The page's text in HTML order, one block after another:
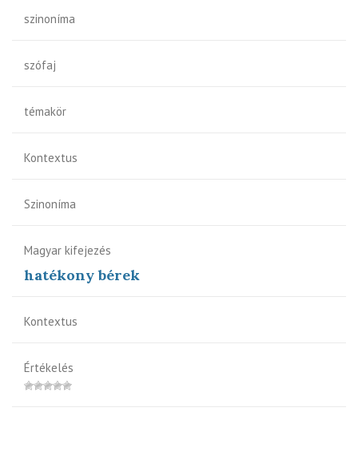
szinoníma
szófaj
témakör
Kontextus
Szinoníma
Magyar kifejezés
hatékony bérek
Kontextus
Értékelés